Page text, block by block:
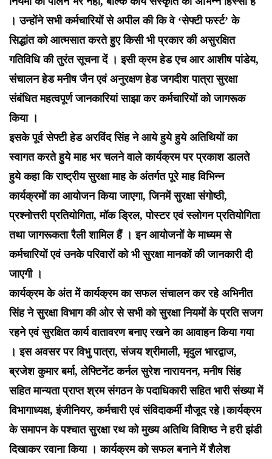
। उन्होंने सभी कर्मचारियों से अपील की कि वे ‘सेफ्टी फर्स्ट’ के
सिद्धांत को आत्मसात करते हुए किसी भी प्रकार की असुरक्षित
गतिविधि की तुरंत सूचना दें । इसी क्रम हेड एच आर आशीष पांडेय,
संचालन हेड मनीष जैन एवं अनुरक्षण हेड जगदीश पात्रा सुरक्षा
संबंधित महत्वपूर्ण जानकारियां साझा कर कर्मचारियों को जागरूक
किया ।
इसके पूर्व सेफ्टी हेड अरविंद सिंह ने आये हुये हुये अतिथियों का
स्वागत करते हुये माह भर चलने वाले कार्यक्रम पर प्रकाश डालते
हुये कहा कि राष्ट्रीय सुरक्षा माह के अंतर्गत पूरे माह विभिन्न
कार्यक्रमों का आयोजन किया जाएगा, जिनमें सुरक्षा संगोष्ठी,
प्रश्नोत्तरी प्रतियोगिता, मॉक ड्रिल, पोस्टर एवं स्लोगन प्रतियोगिता
तथा जागरूकता रैली शामिल हैं । इन आयोजनों के माध्यम से
कर्मचारियों एवं उनके परिवारों को भी सुरक्षा मानकों की जानकारी दी
जाएगी ।
कार्यक्रम के अंत में कार्यक्रम का सफल संचालन कर रहे अभिनीत
सिंह ने सुरक्षा विभाग की ओर से सभी को सुरक्षा नियमों के प्रति सजग
रहने एवं सुरक्षित कार्य वातावरण बनाए रखने का आवाहन किया गया
। इस अवसर पर विभु पात्रा, संजय श्रीमाली, मृदुल भारद्वाज,
ब्रजेश कुमार बर्मा, लेफ्टिनेंट कर्नल सुरेश नारायनन, मनीष सिंह
सहित मान्यता प्राप्त श्रम संगठन के पदाधिकारी सहित भारी संख्या में
विभागाध्यक्ष, इंजीनियर, कर्मचारी एवं संविदाकर्मी मौजूद रहे।कार्यक्रम
के समापन के पश्चात सुरक्षा रथ को मुख्य अतिथि विशिष्ठ ने हरी झंडी
दिखाकर रवाना किया । कार्यक्रम को सफल बनाने में शैलेश